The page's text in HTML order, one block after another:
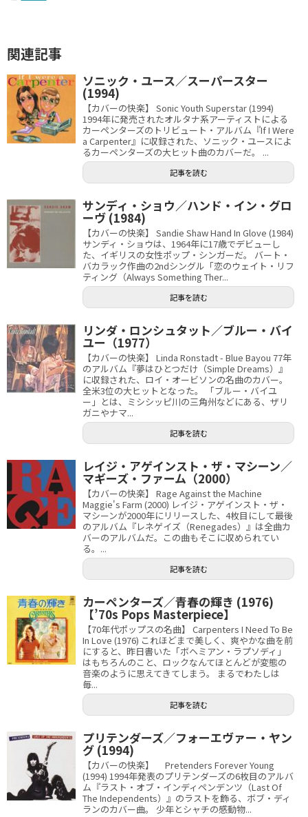
関連記事
ソニック・ユース／スーパースター
(1994)
【カバーの快楽】 Sonic Youth Superstar (1994)
1994年に発売されたオルタナ系アーティストによる
カーペンターズのトリビュート・アルバム『If I Were
a Carpenter』に収録された、ソニック・ユースによ
るカーペンターズの大ヒット曲のカバーだ。 ...
記事を読む
サンディ・ショウ／ハンド・イン・グロ
ーヴ (1984)
【カバーの快楽】 Sandie Shaw Hand In Glove (1984)
サンディ・ショウは、1964年に17歳でデビューし
た、イギリスの女性ポップ・シンガーだ。 バート・
バカラック作曲の2ndシングル「恋のウェイト・リフ
ティング（Always Something Ther...
記事を読む
リンダ・ロンシュタット／ブルー・バイ
ユー（1977）
【カバーの快楽】 Linda Ronstadt - Blue Bayou 77年
のアルバム『夢はひとつだけ（Simple Dreams）』
に収録された、ロイ・オービソンの名曲のカバー。
全米3位の大ヒットとなった。 「ブルー・バイユ
ー」とは、ミシシッピ川の三角州などにある、ザリ
ガニやナマ...
記事を読む
レイジ・アゲインスト・ザ・マシーン／
マギーズ・ファーム（2000）
【カバーの快楽】 Rage Against the Machine
Maggie's Farm (2000) レイジ・アゲインスト・ザ・
マシーンが2000年にリリースした、4枚目にして最後
のアルバム『レネゲイズ（Renegades）』は全曲カ
バーのアルバムだ。この曲もそこに収められてい
る。...
記事を読む
カーペンターズ／青春の輝き (1976)
【’70s Pops Masterpiece】
【70年代ポップスの名曲】 Carpenters I Need To Be
In Love (1976) これほどまで美しく、爽やかな曲を前
にすると、昨日書いた「ボヘミアン・ラプソディ」
はもちろんのこと、ロックなんてほとんどが変態の
音楽のように思えてきてしまう。 まるでわたしは
毎...
記事を読む
プリテンダーズ／フォーエヴァー・ヤン
グ (1994)
【カバーの快楽】 Pretenders Forever Young
(1994) 1994年発表のプリテンダーズの6枚目のアルバ
ム『ラスト・オブ・インディペンデンツ（Last Of
The Independents）』のラストを飾る、ボブ・ディ
ランのカバー曲。 少年とシャチの感動物...